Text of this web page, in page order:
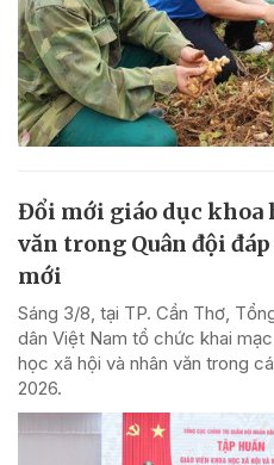
Đổi mới giáo dục khoa
văn trong Quân đội
mới
Sáng 3/8, tại TP. Cần Thơ,
dân Việt Nam tổ chức khai
học xã hội và nhân văn trong
2026.